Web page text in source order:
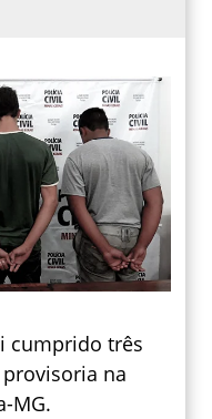
cumprido três
na
MG.